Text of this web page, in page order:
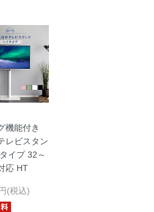
機能付き
レビスタン
イプ 32～
応 HT
(税込)